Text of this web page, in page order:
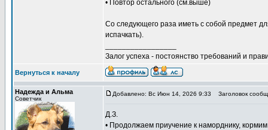
• Повтор остального (см.выше)
Со следующего раза иметь с собой предмет
испачкать).
Залог успеха - постоянство требований и
Вернуться к началу
Надежда и Альма
Советчик
Добавлено: Вс Июн 14, 2026 9:33 Заголовок
Д.З.
• Продолжаем приучение к наморднику,